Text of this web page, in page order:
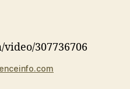
307736706